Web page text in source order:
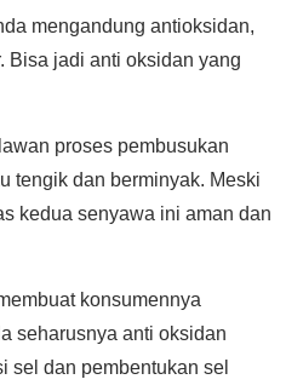
mengandung antioksidan,
Bisa jadi anti oksidan yang
proses pembusukan
tengik dan berminyak. Meski
kedua senyawa ini aman dan
konsumennya
seharusnya anti oksidan
sel dan pembentukan sel